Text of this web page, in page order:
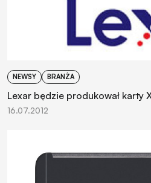
NEWSY BRANŻA
Lexar będzie produkował karty
16.07.2012